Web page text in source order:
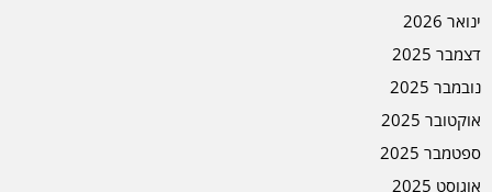
ינואר 2026
דצמבר 2025
נובמבר 2025
אוקטובר 2025
ספטמבר 2025
אוגוסט 2025